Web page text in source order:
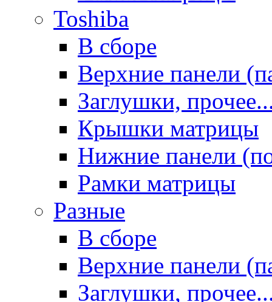
Toshiba
В сборе
Верхние панели
Заглушки,
Крышки матрицы
Нижние панели
Рамки матрицы
Разные
В сборе
Верхние панели
Заглушки,